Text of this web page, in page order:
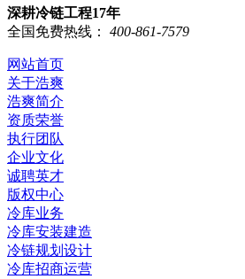
深耕冷链工程17年
全国免费热线：
400-861-7579
网站首页
关于浩爽
浩爽简介
资质荣誉
执行团队
企业文化
诚聘英才
版权中心
冷库业务
冷库安装建造
冷链规划设计
冷库招商运营